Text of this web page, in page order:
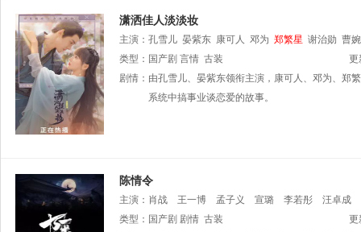
潇洒佳人淡淡妆
主演： 孔雪儿 晏紫东 康可人 邓为 郑繁星 谢治勋 曹
类型： 国产剧 言情 古装
更
剧情： 由孔雪儿、晏紫东领衔主演，康可人、邓为、郑
系统中搞事业谈恋爱的故事。
陈情令
主演： 肖战 王一博 孟子义 宣璐 李若彤
汪卓成
类型： 国产剧 剧情 古装
更